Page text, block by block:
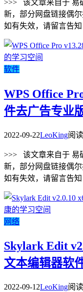
>>> 该文章来自于 易
新，部分网盘链接偶
如有失效，请留言告
软件
WPS Office
件去广告专业
2022-09-22LeoKing阅
>>> 该文章来自于 易
新，部分网盘链接偶
如有失效，请留言告
网络
Skylark Edit
文本编辑器软
2022-09-12LeoKing阅